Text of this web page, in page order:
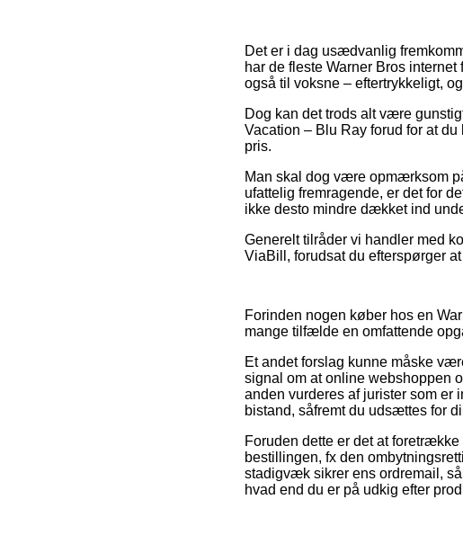
Det er i dag usædvanlig
har de fleste Warner Bros
også til voksne – eftertrykkeligt,
Dog kan det trods alt være
Vacation – Blu Ray forud for at
pris.
Man skal dog være opmærksom
ufattelig fremragende, er det for
ikke desto mindre dækket ind
Generelt tilråder vi handler med
ViaBill, forudsat du efterspørger
Forinden nogen køber hos en
mange tilfælde en omfattende
Et andet forslag kunne måske
signal om at online webshoppen
anden vurderes af jurister som er
bistand, såfremt du udsættes for
Foruden dette er det at
bestillingen, fx den
stadigvæk sikrer ens ordremail,
hvad end du er på udkig efter